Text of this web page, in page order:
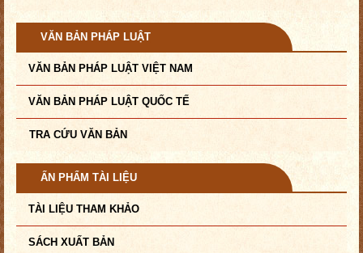
VĂN BẢN PHÁP LUẬT
VĂN BẢN PHÁP LUẬT VIỆT NAM
VĂN BẢN PHÁP LUẬT QUỐC TẾ
TRA CỨU VĂN BẢN
ẤN PHẨM TÀI LIỆU
TÀI LIỆU THAM KHẢO
SÁCH XUẤT BẢN